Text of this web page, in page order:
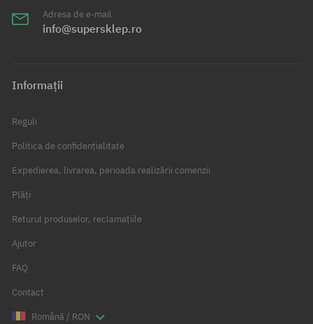
Adresa de e-mail
info@supersklep.ro
Informații
Reguli
Politica de confidențialitate
Expedierea, livrarea, perioada realizării comenzii
Plăți
Returul produselor, reclamațiile
Ajutor
FAQ
Contact
Română / RON